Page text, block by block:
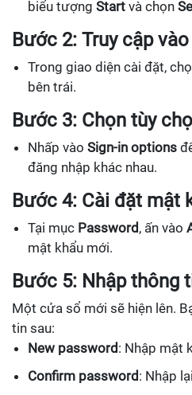
biểu tượng Start và chọn
Bước 2: Truy cập
Trong giao diện cài đặt,
bên trái.
Bước 3: Chọn tùy
Nhấp vào Sign-in options
đăng nhập khác nhau.
Bước 4: Cài đặt mật
Tại mục Password , ấn vào
mật khẩu mới.
Bước 5: Nhập thông
Một cửa sổ mới sẽ hiện lên.
tin sau:
New password : Nhập mật
Confirm password : Nhập